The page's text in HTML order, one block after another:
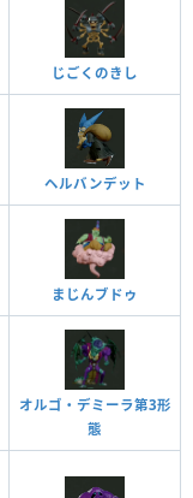
じごくのきし
ヘルバンデット
まじんブドゥ
オルゴ・デミーラ第3形
態